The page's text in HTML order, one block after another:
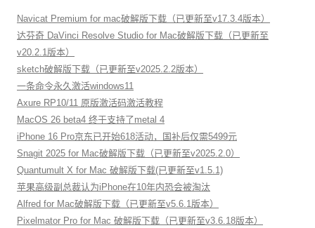
Navicat Premium for mac破解版下载（已更新至v17.3.4版本）
达芬奇 DaVinci Resolve Studio for Mac破解版下载（已更新至
v20.2.1版本）
sketch破解版下载（已更新至v2025.2.2版本）
一条命令永久激活windows11
Axure RP10/11 原版激活码激活教程
MacOS 26 beta4 终于支持了metal 4
iPhone 16 Pro京东已开始618活动，国补后仅需5499元
Snagit 2025 for Mac破解版下载（已更新至v2025.2.0）
Quantumult X for Mac 破解版下载(已更新至v1.5.1)
苹果高级副总裁认为iPhone在10年内恐会被淘汰
Alfred for Mac破解版下载（已更新至v5.6.1版本）
Pixelmator Pro for Mac 破解版下载（已更新至v3.6.18版本）